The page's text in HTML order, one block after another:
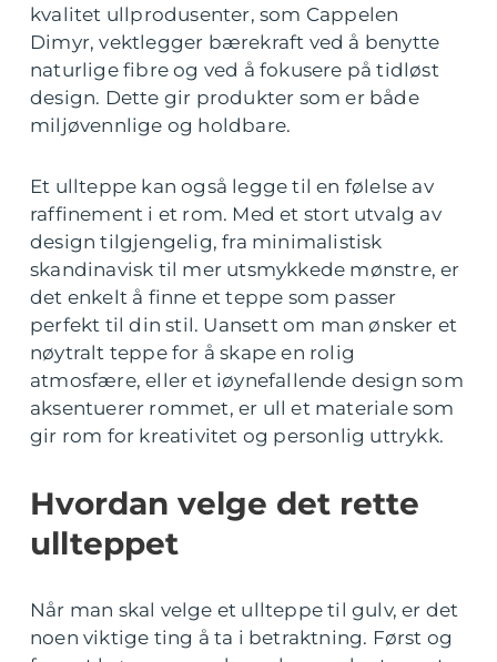
kvalitet ullprodusenter, som Cappelen
Dimyr, vektlegger bærekraft ved å benytte
naturlige fibre og ved å fokusere på tidløst
design. Dette gir produkter som er både
miljøvennlige og holdbare.
Et ullteppe kan også legge til en følelse av
raffinement i et rom. Med et stort utvalg av
design tilgjengelig, fra minimalistisk
skandinavisk til mer utsmykkede mønstre, er
det enkelt å finne et teppe som passer
perfekt til din stil. Uansett om man ønsker et
nøytralt teppe for å skape en rolig
atmosfære, eller et iøynefallende design som
aksentuerer rommet, er ull et materiale som
gir rom for kreativitet og personlig uttrykk.
Hvordan velge det rette
ullteppet
Når man skal velge et ullteppe til gulv, er det
noen viktige ting å ta i betraktning. Først og